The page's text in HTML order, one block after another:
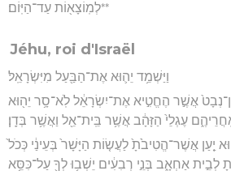
**לְמֽוֹצָא֖וֹת עַד־הַיּֽוֹם׃
Jéhu, roi d'Israël
וַיַּשְׁמֵ֥ד יֵה֛וּא אֶת־הַבַּ֖עַל מִיִּשְׂרָאֵֽל׃
אֲשֶׁ֣ר הֶחֱטִ֣יא אֶת־יִשְׂרָאֵ֔ל לֹֽא־סָ֥ר יֵה֖וּא
עֶגְלֵי֙ הַזָּהָ֔ב אֲשֶׁ֥ר בֵּֽית־אֵ֖ל וַאֲשֶׁ֥ר בְּדָֽן׃
יַ֤עַן אֲשֶׁר־הֱטִיבֹ֙תָ֙ לַעֲשׂ֤וֹת הַיָּשָׁר֙ בְּעֵינַ֔י כְּכֹל֙
לְבֵ֣ית אַחְאָ֑ב בְּנֵ֣י רְבִעִ֔ים יֵשְׁב֥וּ לְךָ֖ עַל־כִּסֵּ֥א